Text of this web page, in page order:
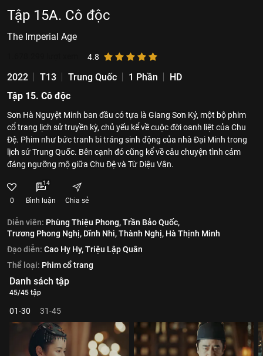
Tập 15A. Cô độc
The Imperial Age
4.8
2022 T13 Trung Quốc 1 Phần
HD
Tập 15. Cô độc
Sơn Hà Nguyệt Minh ban đầu có tựa là Giang Sơn Kỷ, một bộ phim
cổ trang lịch sử truyền kỳ, chủ yếu kể về cuộc đời oanh liệt của Chu
Đệ. Phim như bức tranh bi tráng sinh động của nhà Đại Minh trong
lịch sử Trung Quốc. Bên cạnh đó cũng kể về câu chuyện tình cảm
đáng ngưỡng mộ giữa Chu Đệ và Từ Diệu Vân.
0
14
Bình luận Chia sẻ
Diễn viên: Phùng Thiệu Phong,Trần Bảo Quốc,
Trương Phong Nghị, Dĩnh Nhi,Thành Nghị, Hà Thịnh Minh
Đạo diễn: Cao Hy Hy,Triệu Lập Quân
Thể loại: Phim cổ trang
Danh sách tập
45/45 tập
01-30 31-45